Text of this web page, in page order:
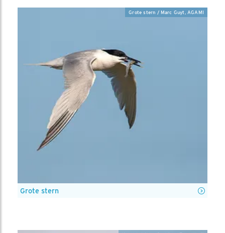
Grote stern
Grote stern / Marc Guyt, AGAMI